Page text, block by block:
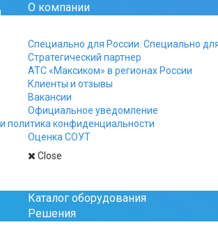
О компании
Специально для России. Специально
Стратегический партнер
АТС «Максиком» в регионах России
Клиенты и отзывы
Вакансии
Официальное уведомление
и политика конфиденциальности
Оценка СОУТ
Close
Каталог оборудования
Решения
Главная Максифон